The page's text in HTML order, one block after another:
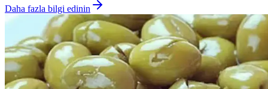
Daha fazla bilgi edinin